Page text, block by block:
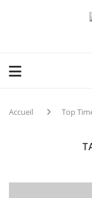
Accueil Top